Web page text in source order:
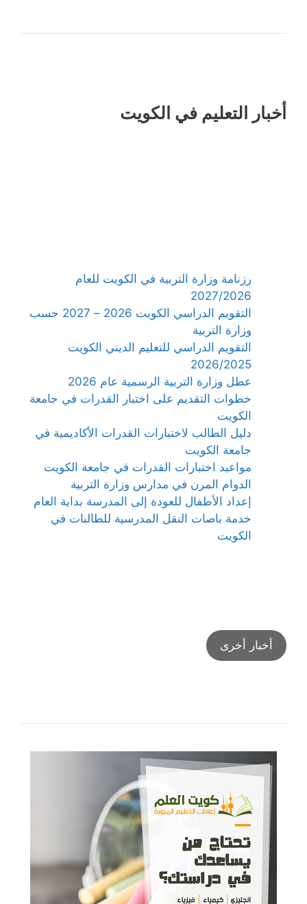
أخبار التعليم في الكويت
رزنامة وزارة التربية في الكويت للعام
2027/2026
التقويم الدراسي الكويت 2026 – 2027 حسب
وزارة التربية
التقويم الدراسي للتعليم الديني الكويت
2026/2025
عطل وزارة التربية الرسمية عام 2026
خطوات التقديم على اختبار القدرات في جامعة
الكويت
دليل الطالب لاختبارات القدرات الأكاديمية في
جامعة الكويت
مواعيد اختبارات القدرات في جامعة الكويت
الدوام المرن في مدارس وزارة التربية
إعداد الأطفال للعودة إلى المدرسة بداية العام
خدمة باصات النقل المدرسية للطالبات في
الكويت
أخبار أخرى